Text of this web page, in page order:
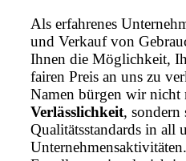
Als erfahrenes
und Verkauf von
Ihnen die Möglichkeit,
fairen Preis an uns zu
Namen bürgen wir nicht
Verlässlichkeit, sondern
Qualitätsstandards in all